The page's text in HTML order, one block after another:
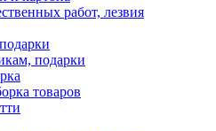
работ, лезвия
подарки
товаров